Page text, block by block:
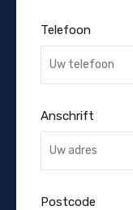
Telefoon
Anschrift
Postcode